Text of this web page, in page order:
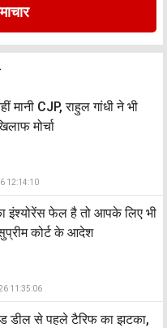
मानी CJP, राहुल गांधी ने भी
मोर्चा
12:14:10
इंश्योरेंस फेल है तो आपके लिए भी
कोर्ट के आदेश
11:35:06
डील से पहले टैरिफ का झटका,